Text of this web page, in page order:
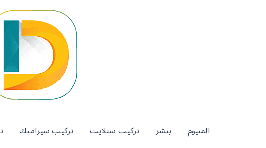
المنيوم بنشر تركيب ستلايت تركيب سيراميك